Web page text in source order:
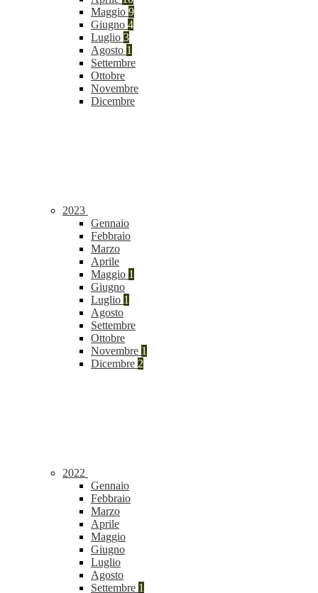
Maggio 9
Giugno 4
Luglio 3
Agosto 1
Settembre
Ottobre
Novembre
Dicembre
2023
Gennaio
Febbraio
Marzo
Aprile
Maggio 1
Giugno
Luglio 1
Agosto
Settembre
Ottobre
Novembre 1
Dicembre 2
2022
Gennaio
Febbraio
Marzo
Aprile
Maggio
Giugno
Luglio
Agosto
Settembre 1